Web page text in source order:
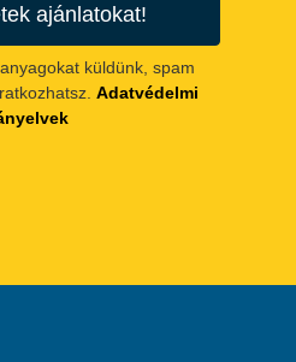
ajánlatokat!
küldünk, spam
Adatvédelmi